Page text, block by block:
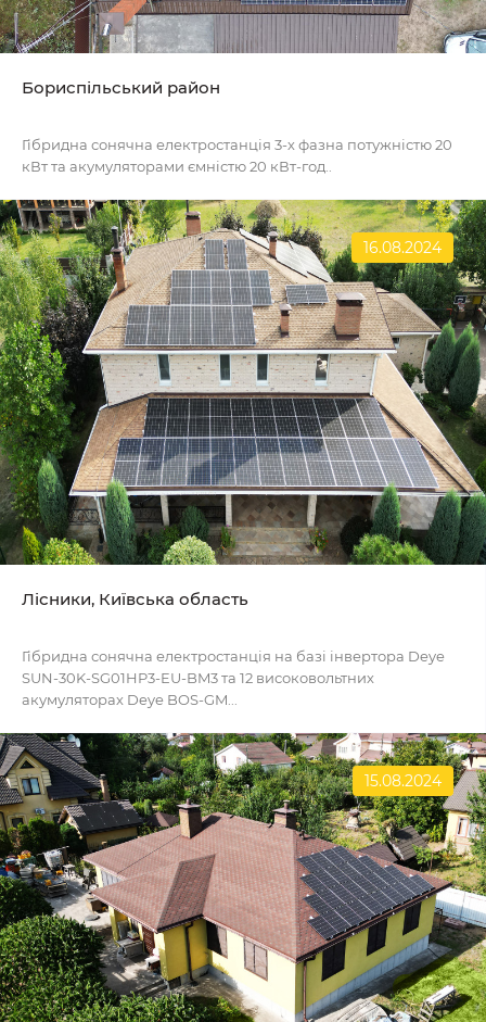
Бориспільський район
Гібридна сонячна електростанція 3-х фазна потужністю 20
кВт та акумуляторами ємністю 20 кВт-год..
16.08.2024
Лісники, Київська область
Гібридна сонячна електростанція на базі інвертора Deye
SUN-30K-SG01HP3-EU-BM3 та 12 високовольтних
акумуляторах Deye BOS-GM...
15.08.2024